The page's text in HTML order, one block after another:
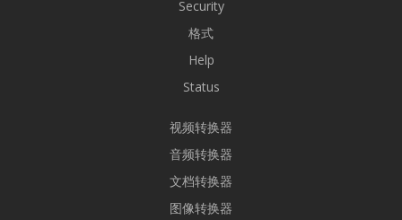
Security
格式
Help
Status
视频转换器
音频转换器
文档转换器
图像转换器